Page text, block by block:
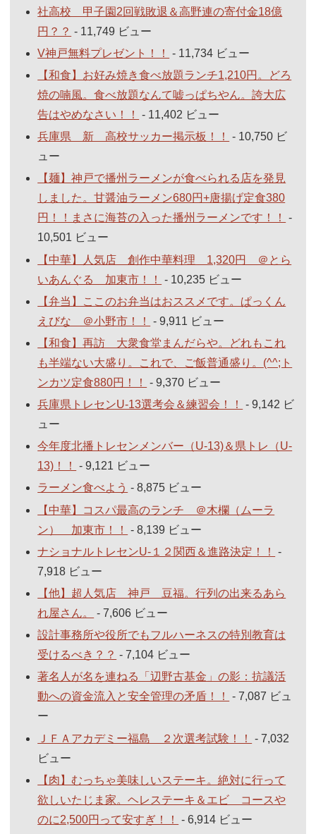
社高校 甲子園2回戦敗退＆高野連の寄付金18億
円？？ - 11,749 ビュー
V神戸無料プレゼント！！
- 11,734 ビュー
【和食】お好み焼き食べ放題ランチ1,210円。どろ
焼の喃風。食べ放題なんて嘘っぱちやん。誇大広
告はやめなさい！！
- 11,402 ビュー
兵庫県 新 高校サッカー掲示板！！
- 10,750 ビ
ュー
【麺】神戸で播州ラーメンが食べられる店を発見
しました。甘醤油ラーメン680円+唐揚げ定食380
円！！まさに海苔の入った播州ラーメンです！！
-
10,501 ビュー
【中華】人気店 創作中華料理 1,320円 ＠とら
いあんぐる 加東市！！
- 10,235 ビュー
【弁当】ここのお弁当はおススメです。ぱっくん
えびな ＠小野市！！
- 9,911 ビュー
【和食】再訪 大衆食堂まんだらや。どれもこれ
も半端ない大盛り。これで、ご飯普通盛り。(^^;ト
ンカツ定食880円！！
- 9,370 ビュー
兵庫県トレセンU-13選考会＆練習会！！
- 9,142 ビ
ュー
今年度北播トレセンメンバー（U-13)＆県トレ（U-
13)！！
- 9,121 ビュー
ラーメン食べよう - 8,875 ビュー
【中華】コスパ最高のランチ ＠木欄（ムーラ
ン） 加東市！！
- 8,139 ビュー
ナショナルトレセンU-１２関西＆進路決定！！
-
7,918 ビュー
【他】超人気店 神戸 豆福。行列の出来るあら
れ屋さん。
- 7,606 ビュー
設計事務所や役所でもフルハーネスの特別教育は
受けるべき？？ - 7,104 ビュー
著名人が名を連ねる「辺野古基金」の影：抗議活
動への資金流入と安全管理の矛盾！！
- 7,087 ビュ
ー
ＪＦＡアカデミー福島 ２次選考試験！！
- 7,032
ビュー
【肉】むっちゃ美味しいステーキ。絶対に行って
欲しいたじま家。ヘレステーキ＆エビ コースや
のに2,500円って安すぎ！！
- 6,914 ビュー